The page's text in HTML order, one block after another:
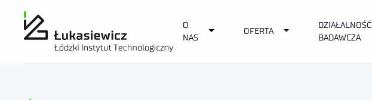
O
NAS
Toggle Dropdown
OFERTA Toggle Dropdown
DZIAŁALNOŚĆ
BADAWCZA